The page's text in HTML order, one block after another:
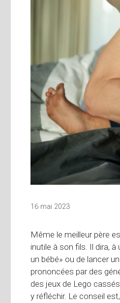
16 mai 2023
Même le meilleur père
inutile à son fils. Il dira,
un bébé» ou de lancer
prononcées par des
des jeux de Lego
y réfléchir. Le conseil